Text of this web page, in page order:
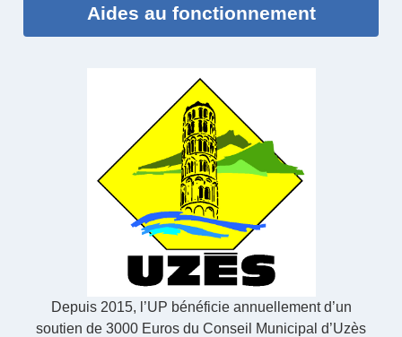
Aides au fonctionnement
Depuis 2015, l’UP bénéficie annuellement d’un
soutien de 3000 Euros du Conseil Municipal d’Uzès